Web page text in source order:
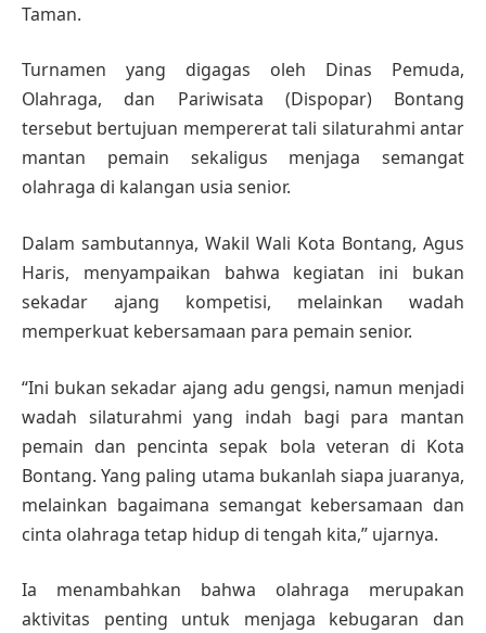
Taman.
Turnamen yang digagas oleh Dinas Pemuda,
Olahraga, dan Pariwisata (Dispopar) Bontang
tersebut bertujuan mempererat tali silaturahmi antar
mantan pemain sekaligus menjaga semangat
olahraga di kalangan usia senior.
Dalam sambutannya, Wakil Wali Kota Bontang, Agus
Haris, menyampaikan bahwa kegiatan ini bukan
sekadar ajang kompetisi, melainkan wadah
memperkuat kebersamaan para pemain senior.
“Ini bukan sekadar ajang adu gengsi, namun menjadi
wadah silaturahmi yang indah bagi para mantan
pemain dan pencinta sepak bola veteran di Kota
Bontang. Yang paling utama bukanlah siapa juaranya,
melainkan bagaimana semangat kebersamaan dan
cinta olahraga tetap hidup di tengah kita,” ujarnya.
Ia menambahkan bahwa olahraga merupakan
aktivitas penting untuk menjaga kebugaran dan